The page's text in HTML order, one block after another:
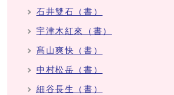
石井雙石（書）
宇津木紅來（書）
髙山爽快（書）
中村松岳（書）
細谷長生（書）